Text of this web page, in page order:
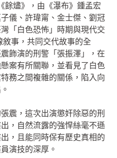
餘燼》，由《瀑布》鍾孟宏
儀、許瑋甯、金士傑、劉冠
「白色恐怖」時期與現代交
事，共同交代故事的全
飾演的刑警「張振澤」，在
案有所關聯，並看見了白色
務之間複雜的關係，陷入向
震，這次出演懲奸除惡的刑
，自然流露的強悍絲毫不遜
，且能同時保有歷史真相的
演技的深厚。